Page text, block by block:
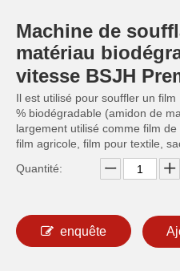
Machine de
matériau
vitesse BSJH
Il est utilisé pour souffler un
% biodégradable (amidon de
largement utilisé comme film
film agricole, film pour textile,
Quantité:
enquête